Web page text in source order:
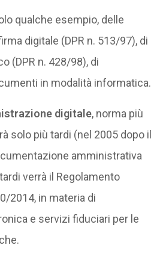
qualche esempio, delle
digitale (DPR n. 513/97), di
(DPR n. 428/98), di
in modalità informatica.
digitale, norma più
solo più tardi (nel 2005 dopo il
amministrativa
verrà il Regolamento
2014, in materia di
e servizi fiduciari per le